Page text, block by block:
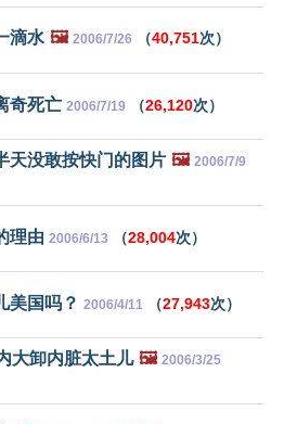
滴水 🖼️ 2006/7/26 （40,751次）
奇死亡 2006/7/19 （26,120次）
天没敢按快门的图片 🖼️ 2006/7/9
理由 2006/6/13 （28,004次）
美国吗？ 2006/4/11 （27,943次）
大卸内脏太土儿 🖼️ 2006/3/25